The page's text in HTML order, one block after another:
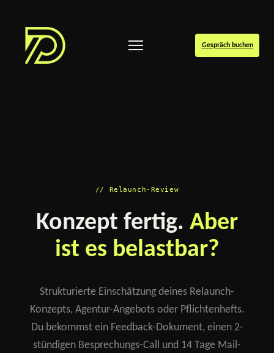
Gespräch buchen
// Relaunch-Review
Konzept fertig. Aber
ist es belastbar?
Strukturierte Einschätzung deines Relaunch-
Konzepts, Agentur-Angebots oder Pflichtenhefts.
Du bekommst ein Feedback-Dokument, einen 2-
stündigen Besprechungs-Call und 14 Tage Mail-